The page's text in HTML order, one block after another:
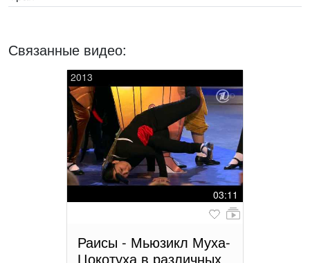
Связанные видео:
2013
03:11
Раисы - Мьюзикл Муха-
Цокотуха в различных